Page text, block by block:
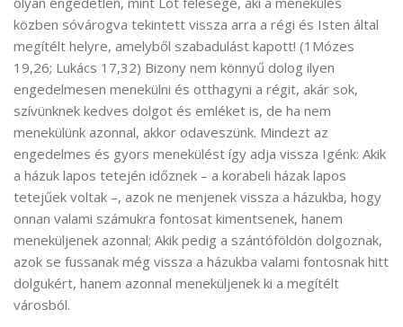
közben sóvárogva tekintett vissza arra a régi és Isten által
megítélt helyre, amelyből szabadulást kapott! (1Mózes
19,26; Lukács 17,32) Bizony nem könnyű dolog ilyen
engedelmesen menekülni és otthagyni a régit, akár sok,
szívünknek kedves dolgot és emléket is, de ha nem
menekülünk azonnal, akkor odaveszünk. Mindezt az
engedelmes és gyors menekülést így adja vissza Igénk: Akik
a házuk lapos tetején időznek – a korabeli házak lapos
tetejűek voltak –, azok ne menjenek vissza a házukba, hogy
onnan valami számukra fontosat kimentsenek, hanem
meneküljenek azonnal; Akik pedig a szántóföldön dolgoznak,
azok se fussanak még vissza a házukba valami fontosnak hitt
dolgukért, hanem azonnal meneküljenek ki a megítélt
városból.